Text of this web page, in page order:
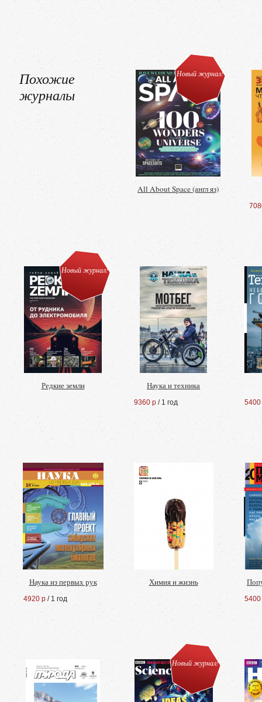
Похожие
журналы
Новый журнал!
All About Space (англ яз)
Новый журнал!
Редкие земли Наука и техника
9360 р / 1 год 5400
Наука из первых рук
4920 р / 1 год
Химия и жизнь
5400
Новый журнал!